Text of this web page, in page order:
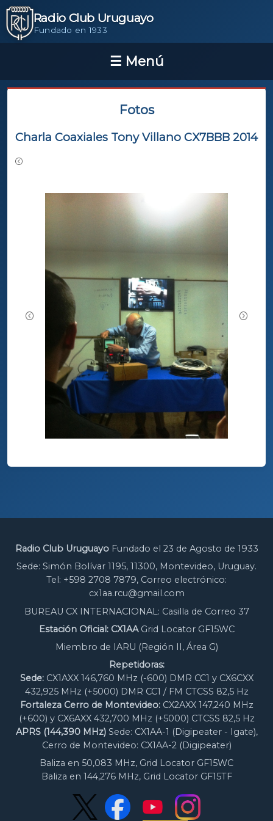
Radio Club Uruguayo
Fundado en 1933
Fotos
Charla Coaxiales Tony Villano CX7BBB 2014
Radio Club UruguayoFundado el 23 de Agosto de 1933
Sede: Simón Bolívar 1195, 11300, Montevideo, Uruguay.
Tel: +598 2708 7879, Correo electrónico:
cx1aa.rcu@gmail.com
BUREAU CX INTERNACIONAL: Casilla de Correo 37
Estación Oficial: CX1AAGrid Locator GF15WC
Miembro de IARU (Región II, Área G)
Repetidoras:
Sede:CX1AXX 146,760 MHz (-600) DMR CC1 y CX6CXX
432,925 MHz (+5000) DMR CC1 / FM CTCSS 82,5 Hz
Fortaleza Cerro de Montevideo:CX2AXX 147,240 MHz
(+600) y CX6AXX 432,700 MHz (+5000) CTCSS 82,5 Hz
APRS (144,390 MHz)Sede: CX1AA-1 (Digipeater - Igate),
Cerro de Montevideo: CX1AA-2 (Digipeater)
Baliza en 50,083 MHz, Grid Locator GF15WC
Baliza en 144,276 MHz, Grid Locator GF15TF